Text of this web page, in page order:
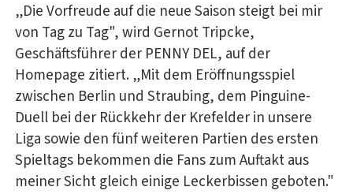
„Die Vorfreude auf die neue Saison steigt bei mir
von Tag zu Tag", wird Gernot Tripcke,
Geschäftsführer der PENNY DEL, auf der
Homepage zitiert. „Mit dem Eröffnungsspiel
zwischen Berlin und Straubing, dem Pinguine-
Duell bei der Rückkehr der Krefelder in unsere
Liga sowie den fünf weiteren Partien des ersten
Spieltags bekommen die Fans zum Auftakt aus
meiner Sicht gleich einige Leckerbissen geboten."